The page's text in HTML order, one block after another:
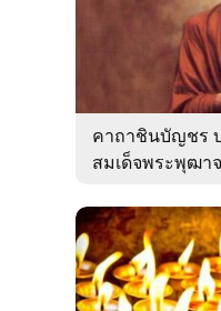
คาถาชินบัญชร
สมเด็จพระพุฒา